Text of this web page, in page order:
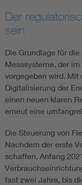
Der
sein
Die Grundlage für
Messsysteme, der
vorgegeben wird. Mit
Digitalisierung der
einen neuen klaren
erneut eine
Die Steuerung von
Nachdem der erste
schaffen, Anfang
fast zwei Jahre, bis